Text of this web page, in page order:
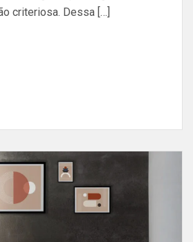
criteriosa. Dessa […]